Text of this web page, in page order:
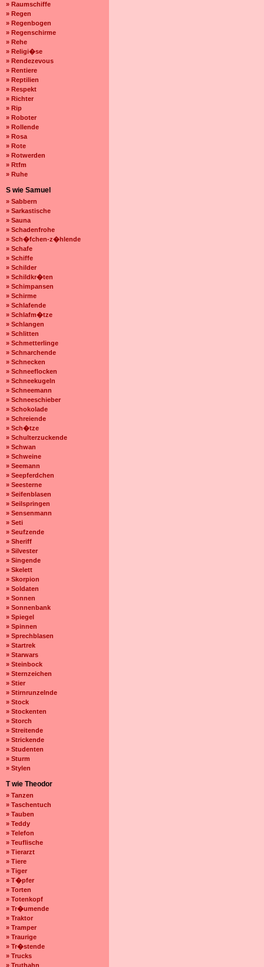
» Raumschiffe
» Regen
» Regenbogen
» Regenschirme
» Rehe
» Religi�se
» Rendezevous
» Rentiere
» Reptilien
» Respekt
» Richter
» Rip
» Roboter
» Rollende
» Rosa
» Rote
» Rotwerden
» Rtfm
» Ruhe
S wie Samuel
» Sabbern
» Sarkastische
» Sauna
» Schadenfrohe
» Sch�fchen-z�hlende
» Schafe
» Schiffe
» Schilder
» Schildkr�ten
» Schimpansen
» Schirme
» Schlafende
» Schlafm�tze
» Schlangen
» Schlitten
» Schmetterlinge
» Schnarchende
» Schnecken
» Schneeflocken
» Schneekugeln
» Schneemann
» Schneeschieber
» Schokolade
» Schreiende
» Sch�tze
» Schulterzuckende
» Schwan
» Schweine
» Seemann
» Seepferdchen
» Seesterne
» Seifenblasen
» Seilspringen
» Sensenmann
» Seti
» Seufzende
» Sheriff
» Silvester
» Singende
» Skelett
» Skorpion
» Soldaten
» Sonnen
» Sonnenbank
» Spiegel
» Spinnen
» Sprechblasen
» Startrek
» Starwars
» Steinbock
» Sternzeichen
» Stier
» Stirnrunzelnde
» Stock
» Stockenten
» Storch
» Streitende
» Strickende
» Studenten
» Sturm
» Stylen
T wie Theodor
» Tanzen
» Taschentuch
» Tauben
» Teddy
» Telefon
» Teuflische
» Tierarzt
» Tiere
» Tiger
» T�pfer
» Torten
» Totenkopf
» Tr�umende
» Traktor
» Tramper
» Traurige
» Tr�stende
» Trucks
» Truthahn